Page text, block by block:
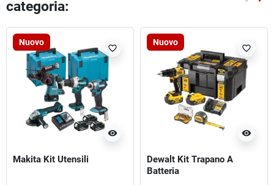
categoria:
Nuovo
visibility
favorite_border
Makita Kit Utensili
Nuovo
visibility
favorite_border
Dewalt Kit Trapano A
Batteria